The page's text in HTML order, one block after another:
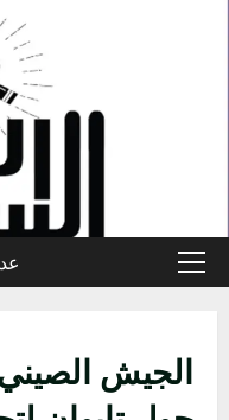
القائمة
الجيش